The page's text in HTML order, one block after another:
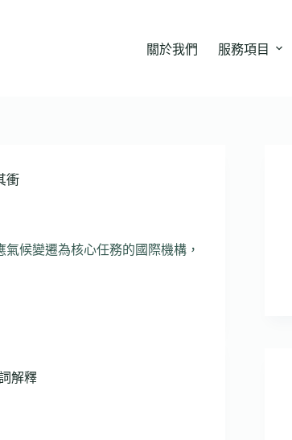
關於我們 服務項目
衝
候變遷為核心任務的國際機構，
解釋